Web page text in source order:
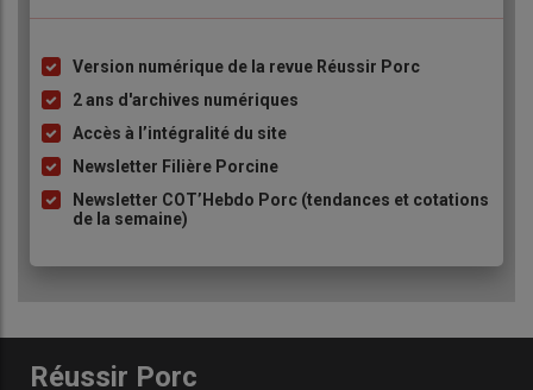
Liste
à
puce
Version numérique de la revue Réussir Porc
2 ans d'archives numériques
Accès à l’intégralité du site
Newsletter Filière Porcine
Newsletter COT’Hebdo Porc (tendances et cotations
de la semaine)
Réussir Porc